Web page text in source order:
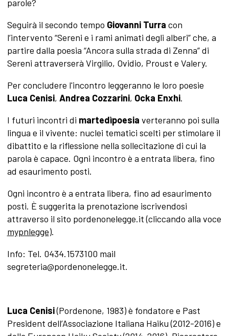
parole?
Seguirà il secondo tempo Giovanni Turra con
l’intervento “Sereni e i rami animati degli alberi” che, a
partire dalla poesia “Ancora sulla strada di Zenna” di
Sereni attraverserà Virgilio, Ovidio, Proust e Valery.
Per concludere l'incontro leggeranno le loro poesie
Luca Cenisi, Andrea Cozzarini, Ocka Enxhi.
I futuri incontri di martedìpoesia verteranno poi sulla
lingua e il vivente: nuclei tematici scelti per stimolare il
dibattito e la riflessione nella sollecitazione di cui la
parola è capace. Ogni incontro è a entrata libera, fino
ad esaurimento posti.
Ogni incontro è a entrata libera, fino ad esaurimento
posti. È suggerita la prenotazione iscrivendosi
attraverso il sito pordenonelegge.it (cliccando alla voce
mypnlegge).
Info: Tel. 0434.1573100 mail
segreteria@pordenonelegge.it.
Luca Cenisi(Pordenone, 1983) è fondatore e Past
President dell’Associazione Italiana Haiku (2012-2016) e